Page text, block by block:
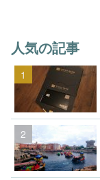
人気の記事